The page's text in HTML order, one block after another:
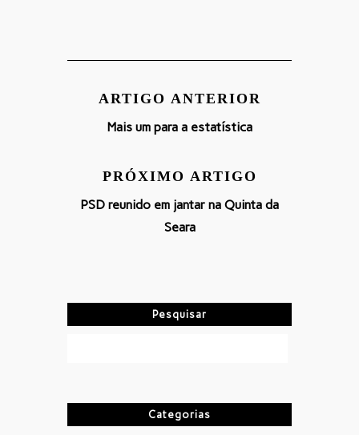
ARTIGO ANTERIOR
Mais um para a estatística
PRÓXIMO ARTIGO
PSD reunido em jantar na Quinta da
Seara
Pesquisar
Categorias